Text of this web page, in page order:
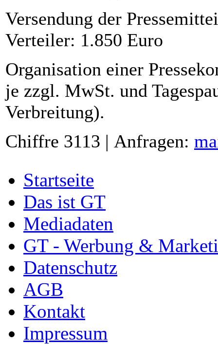
Versendung der
Verteiler: 1.850 Euro
Organisation einer
je zzgl. MwSt. und
Verbreitung).
Chiffre 3113 | Anfragen:
Startseite
Das ist GT
Mediadaten
GT - Werbung &
Datenschutz
AGB
Kontakt
Impressum